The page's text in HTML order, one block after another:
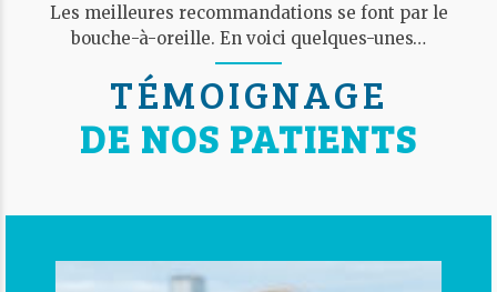
Les meilleures recommandations se font par le
bouche-à-oreille. En voici quelques-unes…
TÉMOIGNAGE
DE NOS PATIENTS